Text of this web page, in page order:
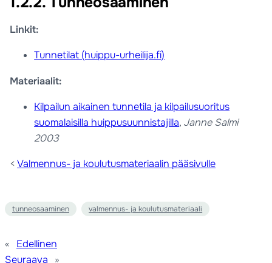
Linkit:
Tunnetilat (huippu-urheilija.fi)
Materiaalit:
Kilpailun aikainen tunnetila ja kilpailusuoritus
suomalaisilla huippusuunnistajilla, Janne Salmi
2003
<Valmennus- ja koulutusmateriaalin pääsivulle
tunneosaaminen valmennus- ja koulutusmateriaali
«
Edellinen
Seuraava
»